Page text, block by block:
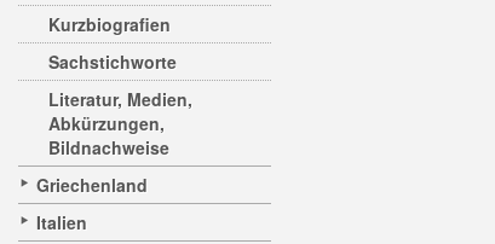
Kurzbiografien
Sachstichworte
Literatur, Medien,
Abkürzungen,
Bildnachweise
Griechenland
Italien